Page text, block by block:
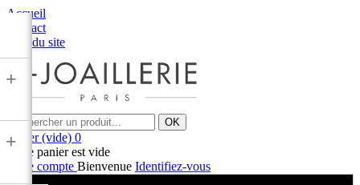
Accueil
Contact
Plan du site
OK
Panier (vide) 0
Votre panier est vide
Votre compte Bienvenue Identifiez-vous
+
+